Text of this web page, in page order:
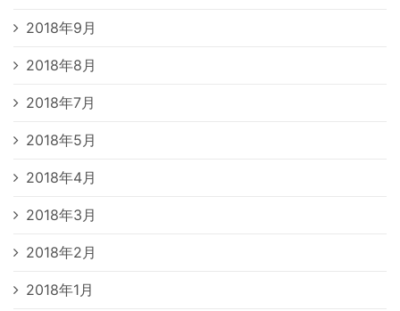
2018年9月
2018年8月
2018年7月
2018年5月
2018年4月
2018年3月
2018年2月
2018年1月